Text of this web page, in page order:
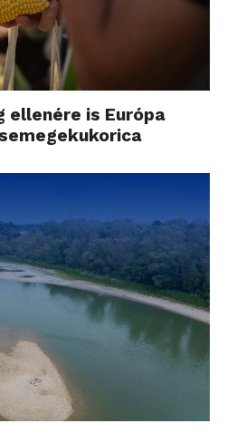
ellenére is Európa